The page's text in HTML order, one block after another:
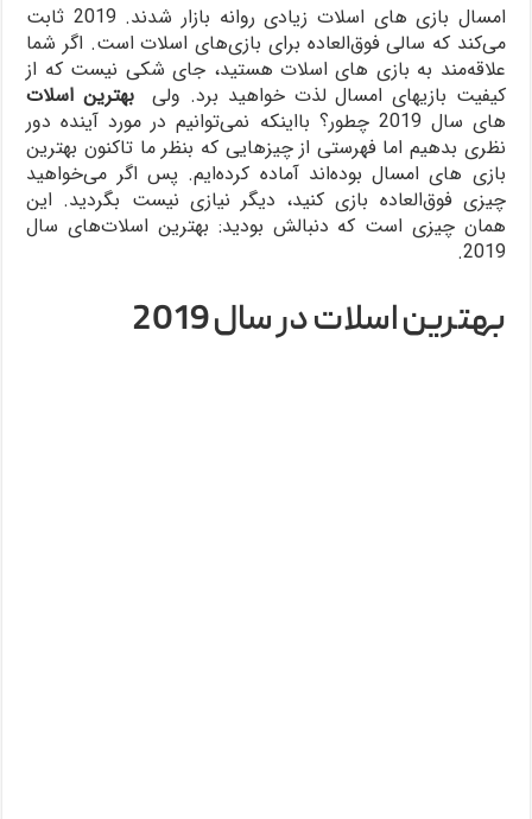
امسال بازی های اسلات زیادی روانه بازار شدند. 2019 ثابت
می‌کند که سالی فوق‌العاده برای بازی‌های اسلات است. اگر شما
علاقه‌مند به بازی های اسلات هستید، جای شکی نیست که از
کیفیت بازیهای امسال لذت خواهید برد. ولی بهترین اسلات‌
های سال 2019 چطور؟ بااینکه نمی‌توانیم در مورد آینده دور
نظری بدهیم اما فهرستی از چیزهایی که بنظر ما تاکنون بهترین
بازی های امسال بوده‌اند آماده کرده‌ایم. پس اگر می‌خواهید
چیزی فوق‌العاده بازی کنید، دیگر نیازی نیست بگردید. این
همان چیزی است که دنبالش بودید: بهترین اسلات‌های سال
2019.
بهترین اسلات‌ در سال 2019